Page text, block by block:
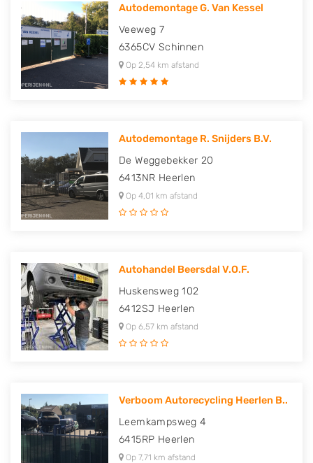
Autodemontage G. Van Kessel
Veeweg 7
6365CV Schinnen
Op 2,54 km afstand
Autodemontage R. Snijders B.V.
De Weggebekker 20
6413NR Heerlen
Op 4,01 km afstand
Autohandel Beersdal V.O.F.
Huskensweg 102
6412SJ Heerlen
Op 6,57 km afstand
Verboom Autorecycling Heerlen B..
Leemkampsweg 4
6415RP Heerlen
Op 7,71 km afstand